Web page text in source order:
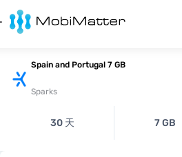
Spain and Portugal 7 GB
Sparks
30 天 7 GB